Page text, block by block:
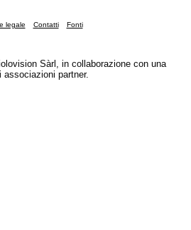
legale Contatti Fonti
Sàrl, in collaborazione con una
associazioni partner.